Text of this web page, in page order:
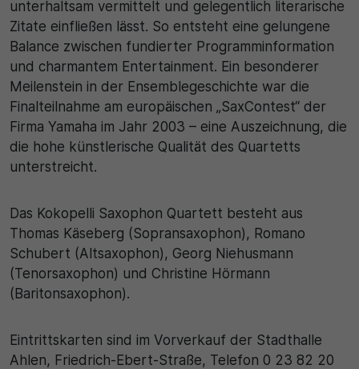
unterhaltsam vermittelt und gelegentlich literarische
Zitate einfließen lässt. So entsteht eine gelungene
Balance zwischen fundierter Programminformation
und charmantem Entertainment. Ein besonderer
Meilenstein in der Ensemblegeschichte war die
Finalteilnahme am europäischen „SaxContest“ der
Firma Yamaha im Jahr 2003 – eine Auszeichnung, die
die hohe künstlerische Qualität des Quartetts
unterstreicht.
Das Kokopelli Saxophon Quartett besteht aus
Thomas Käseberg (Sopransaxophon), Romano
Schubert (Altsaxophon), Georg Niehusmann
(Tenorsaxophon) und Christine Hörmann
(Baritonsaxophon).
Eintrittskarten sind im Vorverkauf der Stadthalle
Ahlen, Friedrich-Ebert-Straße, Telefon 0 23 82 20